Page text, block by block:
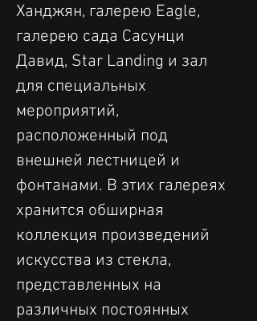
Ханджян, галерею Eagle,
галерею сада Сасунци
Давид, Star Landing и зал
для специальных
мероприятий,
расположенный под
внешней лестницей и
фонтанами. В этих галереях
хранится обширная
коллекция произведений
искусства из стекла,
представленных на
различных постоянных